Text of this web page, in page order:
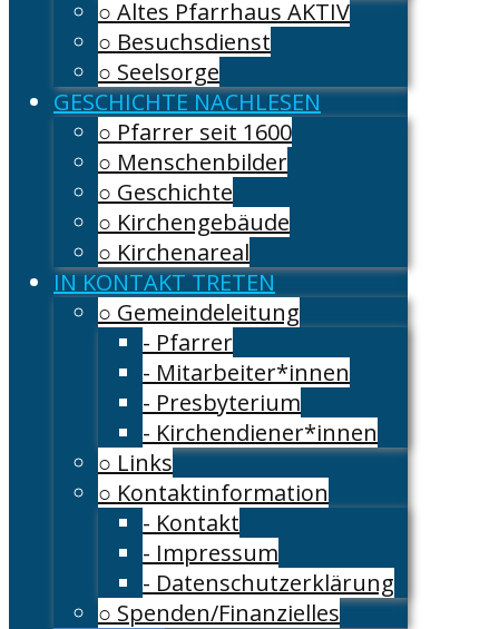
○ Altes Pfarrhaus AKTIV
○ Besuchsdienst
○ Seelsorge
GESCHICHTE NACHLESEN
○ Pfarrer seit 1600
○ Menschenbilder
○ Geschichte
○ Kirchengebäude
○ Kirchenareal
IN KONTAKT TRETEN
○ Gemeindeleitung
- Pfarrer
- Mitarbeiter*innen
- Presbyterium
- Kirchendiener*innen
○ Links
○ Kontaktinformation
- Kontakt
- Impressum
- Datenschutzerklärung
○ Spenden/Finanzielles